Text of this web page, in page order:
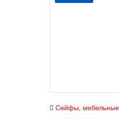
Сейфы